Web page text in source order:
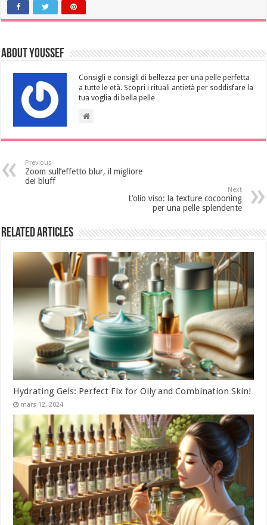
About Youssef
Consigli e consigli di bellezza per una pelle perfetta
a tutte le età. Scopri i rituali antietà per soddisfare la
tua voglia di bella pelle
Previous
Zoom sull’effetto blur, il migliore
dei bluff
Next
L’olio viso: la texture cocooning
per una pelle splendente
Related Articles
Hydrating Gels: Perfect Fix for Oily and Combination Skin!
mars 12, 2024